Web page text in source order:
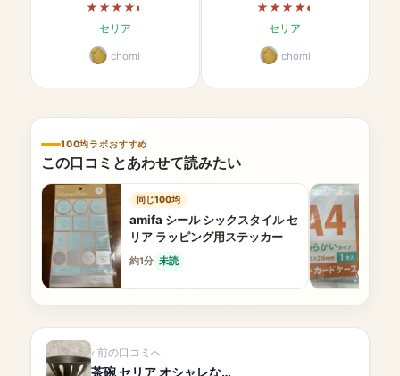
セリア
chomi
セリア
chomi
100均ラボおすすめ
この口コミとあわせて読みたい
同じ100均
amifa シール シックスタイル セ
リア ラッピング用ステッカー
約1分 未読
前の口コミへ
茶碗 セリア オシャレな…